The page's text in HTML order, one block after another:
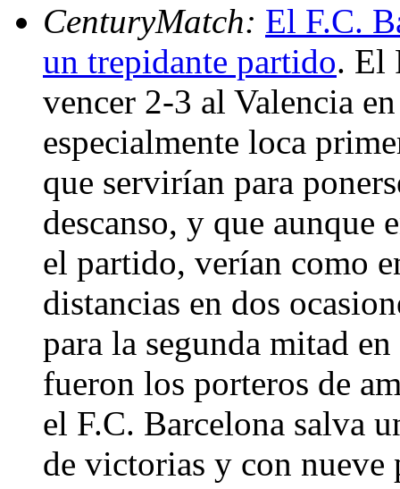
CenturyMatch: El F.C.
un trepidante partido. El
vencer 2-3 al Valencia
especialmente loca
que servirían para
descanso, y que aunque
el partido, verían como
distancias en dos
para la segunda mitad
fueron los porteros de
el F.C. Barcelona salva
de victorias y con nueve